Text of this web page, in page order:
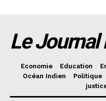
Le Journal
Economie Education
Océan Indien
Politique